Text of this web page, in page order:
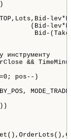
(Bid-
Bid-
данному
&&
pos--)